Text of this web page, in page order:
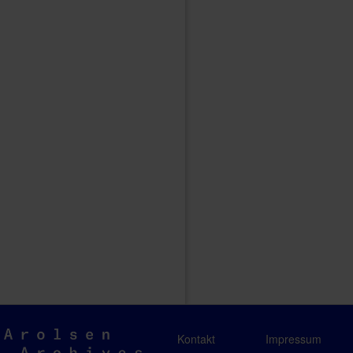
Arolsen
Kontakt Impressum